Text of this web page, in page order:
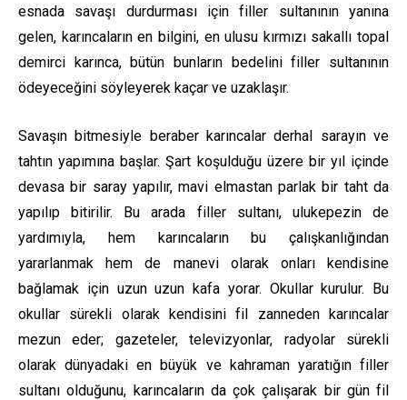
esnada savaşı durdurması için filler sultanının yanına
gelen, karıncaların en bilgini, en ulusu kırmızı sakallı topal
demirci karınca, bütün bunların bedelini filler sultanının
ödeyeceğini söyleyerek kaçar ve uzaklaşır.
Savaşın bitmesiyle beraber karıncalar derhal sarayın ve
tahtın yapımına başlar. Şart koşulduğu üzere bir yıl içinde
devasa bir saray yapılır, mavi elmastan parlak bir taht da
yapılıp bitirilir. Bu arada filler sultanı, ulukepezin de
yardımıyla, hem karıncaların bu çalışkanlığından
yararlanmak hem de manevi olarak onları kendisine
bağlamak için uzun uzun kafa yorar. Okullar kurulur. Bu
okullar sürekli olarak kendisini fil zanneden karıncalar
mezun eder; gazeteler, televizyonlar, radyolar sürekli
olarak dünyadaki en büyük ve kahraman yaratığın filler
sultanı olduğunu, karıncaların da çok çalışarak bir gün fil